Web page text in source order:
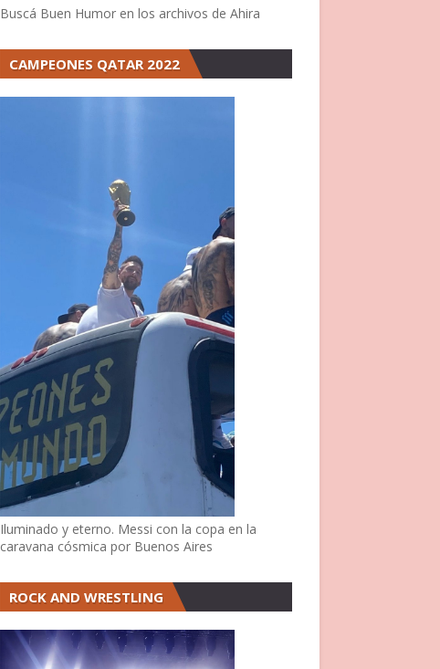
Buscá Buen Humor en los archivos de Ahira
CAMPEONES QATAR 2022
Iluminado y eterno. Messi con la copa en la
caravana cósmica por Buenos Aires
ROCK AND WRESTLING